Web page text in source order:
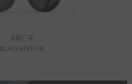
ARC-R
BLACK EDITION